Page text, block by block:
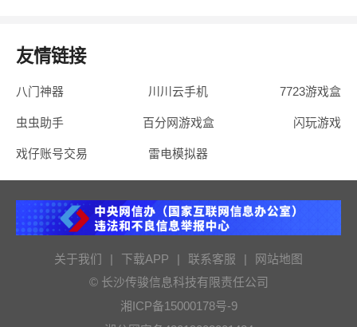
友情链接
八门神器 川川云手机 7723游戏盒
虫虫助手 百分网游戏盒 闪玩游戏
戏仔账号交易 雷电模拟器
关于我们 | 下载APP | 联系客服 |
网站地图
© 长沙传骏信息科技有限责任公司
湘ICP备15000178号-9